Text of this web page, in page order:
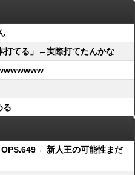
打てる」←実際打てたんかな
る
←新人王の可能性まだ